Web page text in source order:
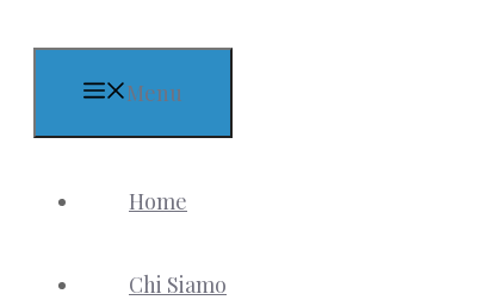
Menu
Home
Chi Siamo